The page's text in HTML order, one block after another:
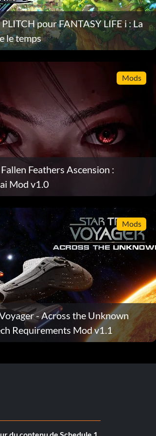
pour FANTASY LIFE i : La
le temps
Mods
Feathers Ascension :
Mod v1.0
Mods
- Across the Unknown
Requirements Mod v1.1